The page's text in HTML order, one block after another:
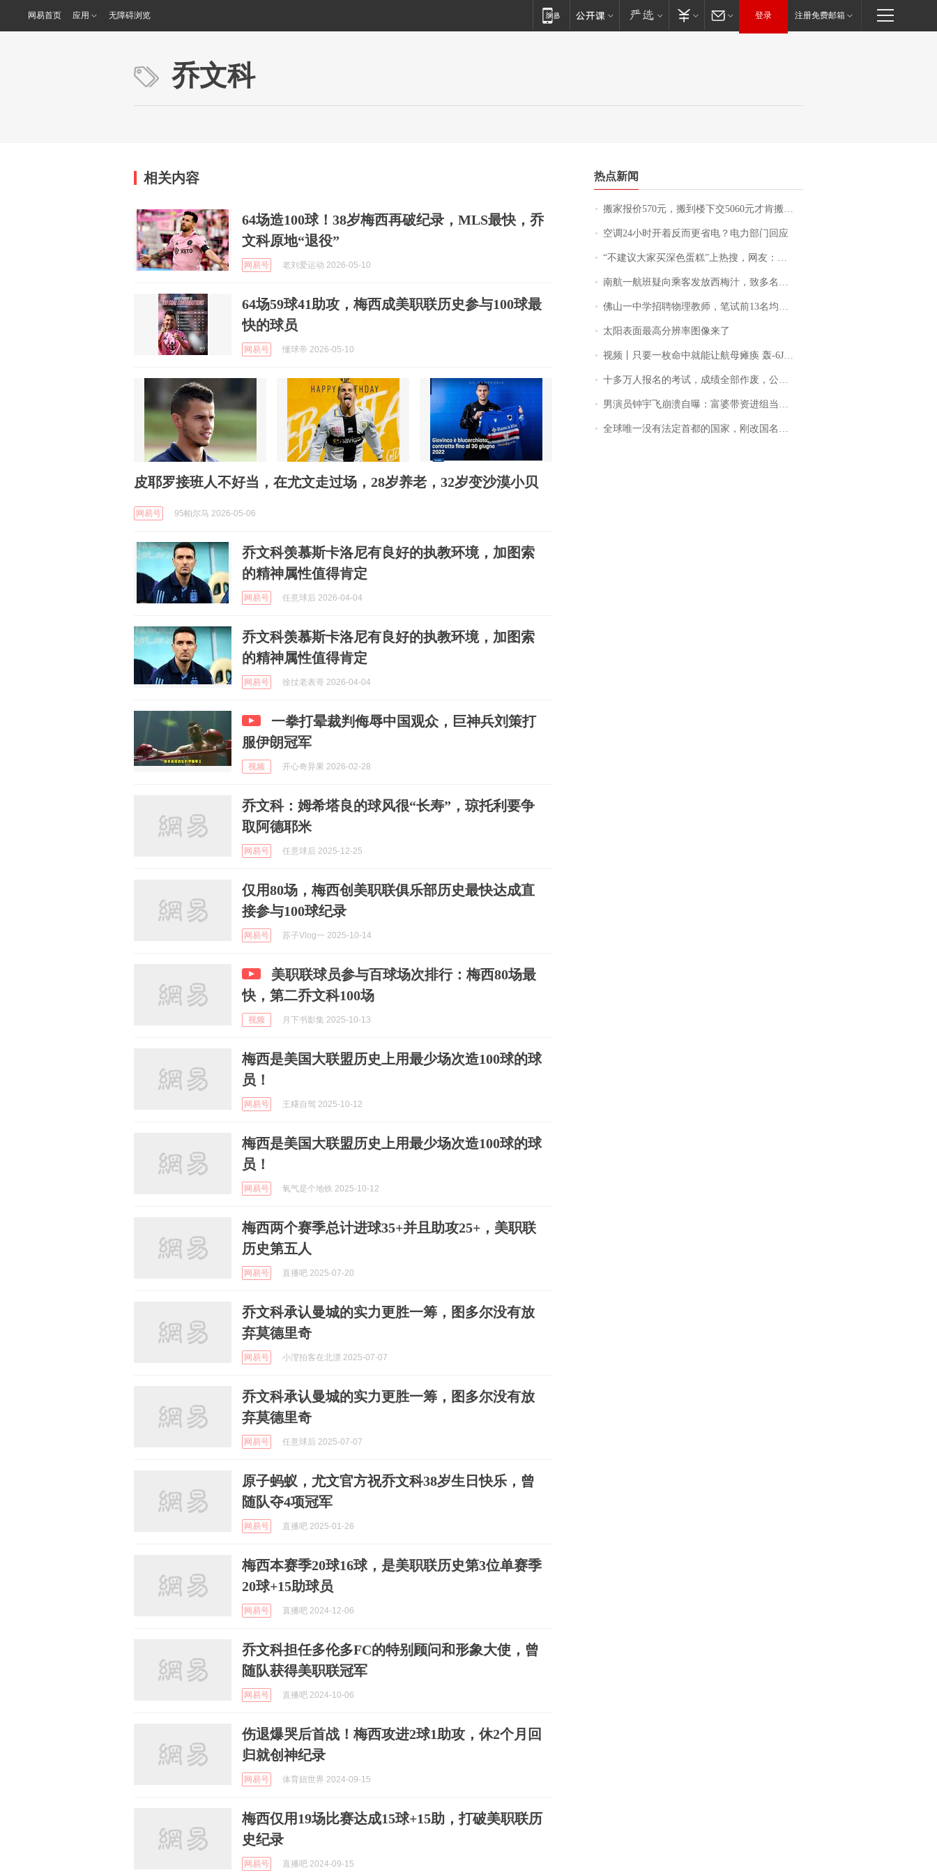
网易首页 应用 无障碍浏览 登录 注册免费邮箱
乔文科
相关内容
64场造100球！38岁梅西再破纪录，MLS最快，乔
文科原地“退役”
网易号 老刘爱运动 2026-05-10
64场59球41助攻，梅西成美职联历史参与100球最
快的球员
网易号 懂球帝 2026-05-10
皮耶罗接班人不好当，在尤文走过场，28岁养老，32岁变沙漠小贝
网易号 95帕尔马 2026-05-06
乔文科羡慕斯卡洛尼有良好的执教环境，加图索
的精神属性值得肯定
网易号 任意球后 2026-04-04
乔文科羡慕斯卡洛尼有良好的执教环境，加图索
的精神属性值得肯定
网易号 徐扙老表哥 2026-04-04
一拳打晕裁判侮辱中国观众，巨神兵刘策打
服伊朗冠军
视频 开心奇异果 2026-02-28
乔文科：姆希塔良的球风很“长寿”，琼托利要争
取阿德耶米
网易号 任意球后 2025-12-25
仅用80场，梅西创美职联俱乐部历史最快达成直
接参与100球纪录
网易号 苏子Vlog一 2025-10-14
美职联球员参与百球场次排行：梅西80场最
快，第二乔文科100场
视频 月下书影集 2025-10-13
梅西是美国大联盟历史上用最少场次造100球的球
员！
网易号 王糬自驾 2025-10-12
梅西是美国大联盟历史上用最少场次造100球的球
员！
网易号 氧气是个地铁 2025-10-12
梅西两个赛季总计进球35+并且助攻25+，美职联
历史第五人
网易号 直播吧 2025-07-20
乔文科承认曼城的实力更胜一筹，图多尔没有放
弃莫德里奇
网易号 小潌拍客在北漂 2025-07-07
乔文科承认曼城的实力更胜一筹，图多尔没有放
弃莫德里奇
网易号 任意球后 2025-07-07
原子蚂蚁，尤文官方祝乔文科38岁生日快乐，曾
随队夺4项冠军
网易号 直播吧 2025-01-26
梅西本赛季20球16球，是美职联历史第3位单赛季
20球+15助球员
网易号 直播吧 2024-12-06
乔文科担任多伦多FC的特别顾问和形象大使，曾
随队获得美职联冠军
网易号 直播吧 2024-10-06
伤退爆哭后首战！梅西攻进2球1助攻，休2个月回
归就创神纪录
网易号 体育妞世界 2024-09-15
梅西仅用19场比赛达成15球+15助，打破美职联历
史纪录
网易号 直播吧 2024-09-15
热点新闻
搬家报价570元，搬到楼下交5060元才肯搬上楼！女子傻眼了……
空调24小时开着反而更省电？电力部门回应
“不建议大家买深色蛋糕”上热搜，网友：天塌了！
南航一航班疑向乘客发放西梅汁，致多名乘客在飞行途中排队上厕所！乘客：机上100多人只有2个厕所；客服回应：并非每架飞机都会发放西梅汁
佛山一中学招聘物理教师，笔试前13名均遭淘汰？教育局：已叫停招聘，成立调查组全面核查
太阳表面最高分辨率图像来了
视频丨只要一枚命中就能让航母瘫痪 轰-6J实力有多强？
十多万人报名的考试，成绩全部作废，公平么？
男演员钟宇飞崩溃自曝：富婆带资进组当女主角，50多集短剧强加60余场吻戏......不敢得罪只能强忍
全球唯一没有法定首都的国家，刚改国名，总统就邀请中国大使骑行绕了几乎整个国境线一圈，还曾两次到中国寻根